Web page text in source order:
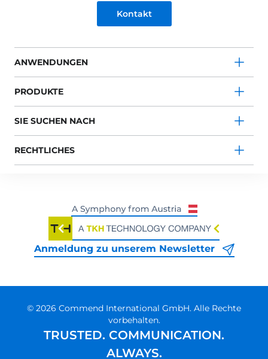
Kontakt
ANWENDUNGEN
PRODUKTE
SIE SUCHEN NACH
RECHTLICHES
Anmeldung zu unserem Newsletter
© 2026 Commend International GmbH. Alle Rechte
vorbehalten.
TRUSTED. COMMUNICATION.
ALWAYS.